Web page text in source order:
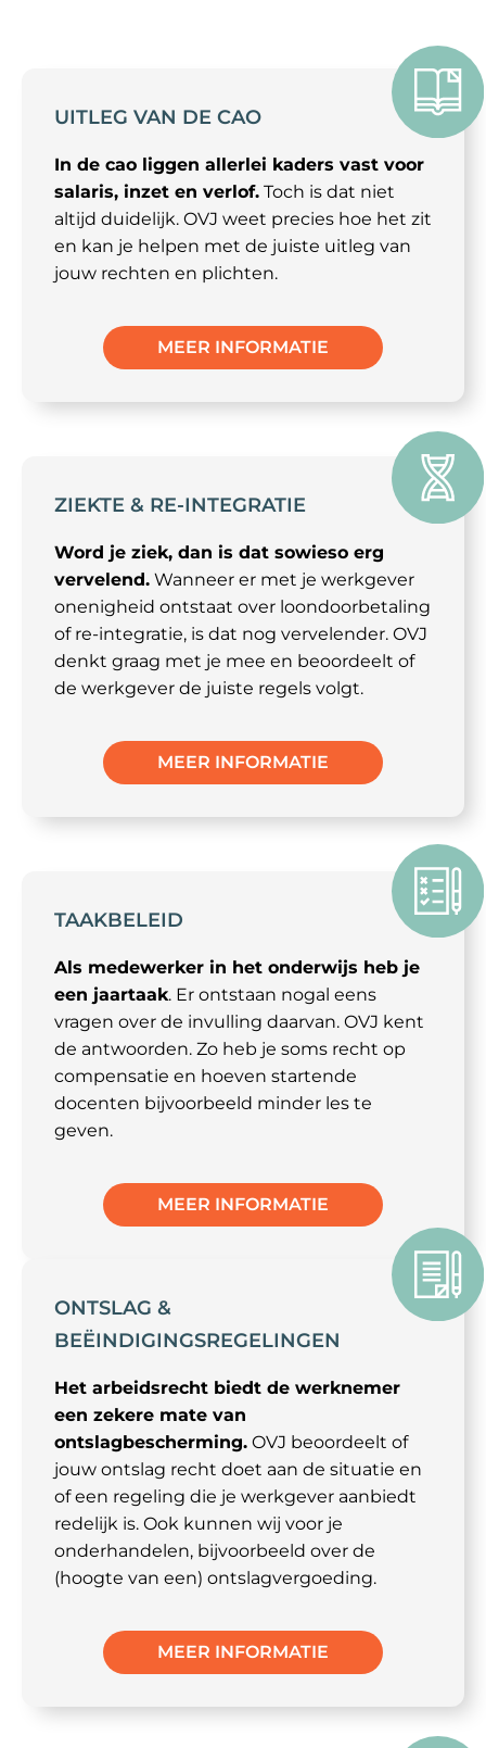
UITLEG VAN DE CAO
In de cao liggen allerlei kaders vast voor
salaris, inzet en verlof. Toch is dat niet
altijd duidelijk. OVJ weet precies hoe het zit
en kan je helpen met de juiste uitleg van
jouw rechten en plichten.
MEER INFORMATIE
ZIEKTE & RE-INTEGRATIE
Word je ziek, dan is dat sowieso erg
vervelend. Wanneer er met je werkgever
onenigheid ontstaat over loondoorbetaling
of re-integratie, is dat nog vervelender. OVJ
denkt graag met je mee en beoordeelt of
de werkgever de juiste regels volgt.
MEER INFORMATIE
TAAKBELEID
Als medewerker in het onderwijs heb je
een jaartaak. Er ontstaan nogal eens
vragen over de invulling daarvan. OVJ kent
de antwoorden. Zo heb je soms recht op
compensatie en hoeven startende
docenten bijvoorbeeld minder les te
geven.
MEER INFORMATIE
ONTSLAG &
BEËINDIGINGSREGELINGEN
Het arbeidsrecht biedt de werknemer
een zekere mate van
ontslagbescherming. OVJ beoordeelt of
jouw ontslag recht doet aan de situatie en
of een regeling die je werkgever aanbiedt
redelijk is. Ook kunnen wij voor je
onderhandelen, bijvoorbeeld over de
(hoogte van een) ontslagvergoeding.
MEER INFORMATIE